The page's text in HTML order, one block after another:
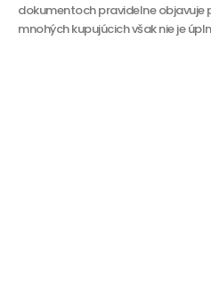
dokumentoch pravidelne objavuje
mnohých kupujúcich však nie je